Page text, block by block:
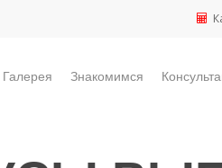
Галерея Знакомимся